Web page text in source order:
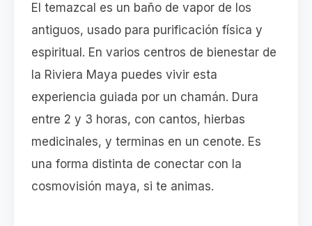
El temazcal es un baño de vapor de los
antiguos, usado para purificación física y
espiritual. En varios centros de bienestar de
la Riviera Maya puedes vivir esta
experiencia guiada por un chamán. Dura
entre 2 y 3 horas, con cantos, hierbas
medicinales, y terminas en un cenote. Es
una forma distinta de conectar con la
cosmovisión maya, si te animas.